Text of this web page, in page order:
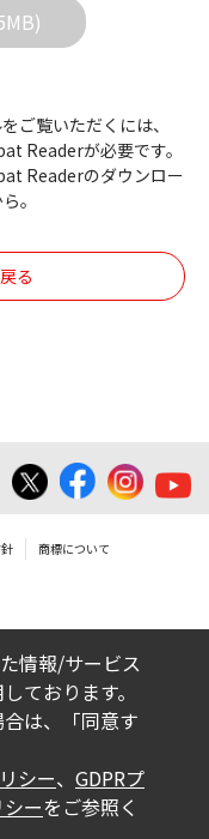
ることは可能
となく、以下
書は、複製、賃
公衆送信可能
譲渡あるいは
。
等に使用され
よびその他す
ないでくださ
より、何らか
では一切の保
の変更の結
としても、弊
負いません。
ご覧いただくには、
Readerが必要です。
Readerのダウンロー
。
る
商標について
情報/サービス
ております。
は、「同意す
シー、 GDPRプ
ーをご参照く